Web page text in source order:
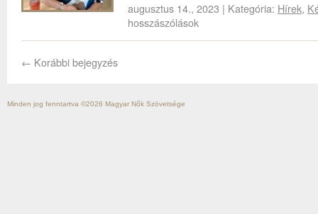
augusztus 14., 2023 | Kategória: Hírek,
hosszászólások
← Korábbi bejegyzés
Minden jog fenntartva ©2026 Magyar Nők Szövetsége